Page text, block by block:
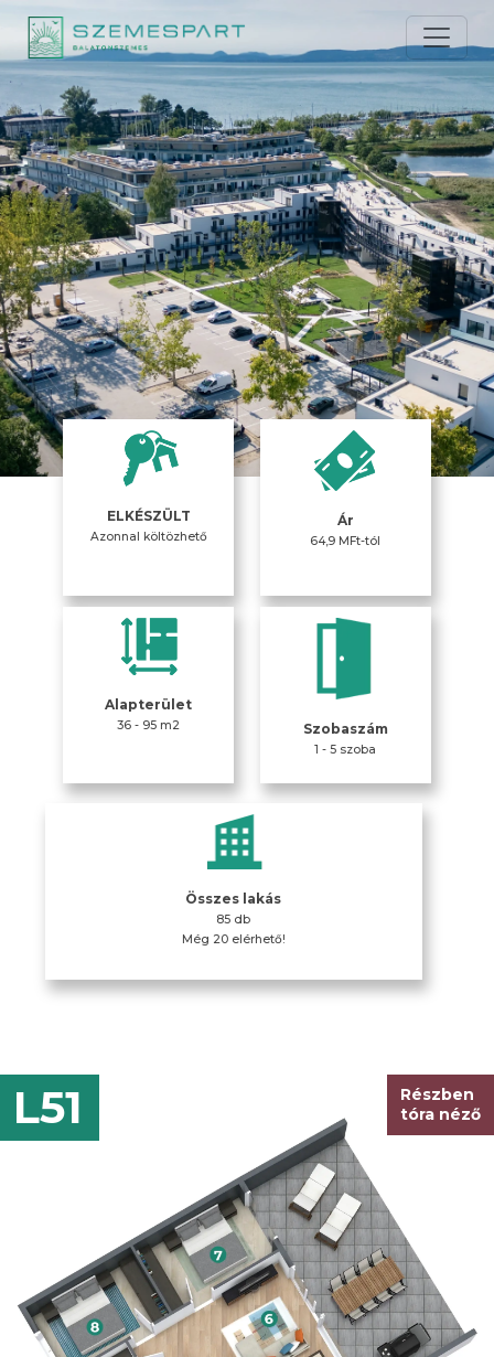
ELKÉSZÜLT
Azonnal költözhető
Ár
64,9 MFt-tól
Alapterület
36 - 95 m2 Szobaszám
1 - 5 szoba
Összes lakás
85 db
Még 20 elérhető!
L51
Részben
tóra néző